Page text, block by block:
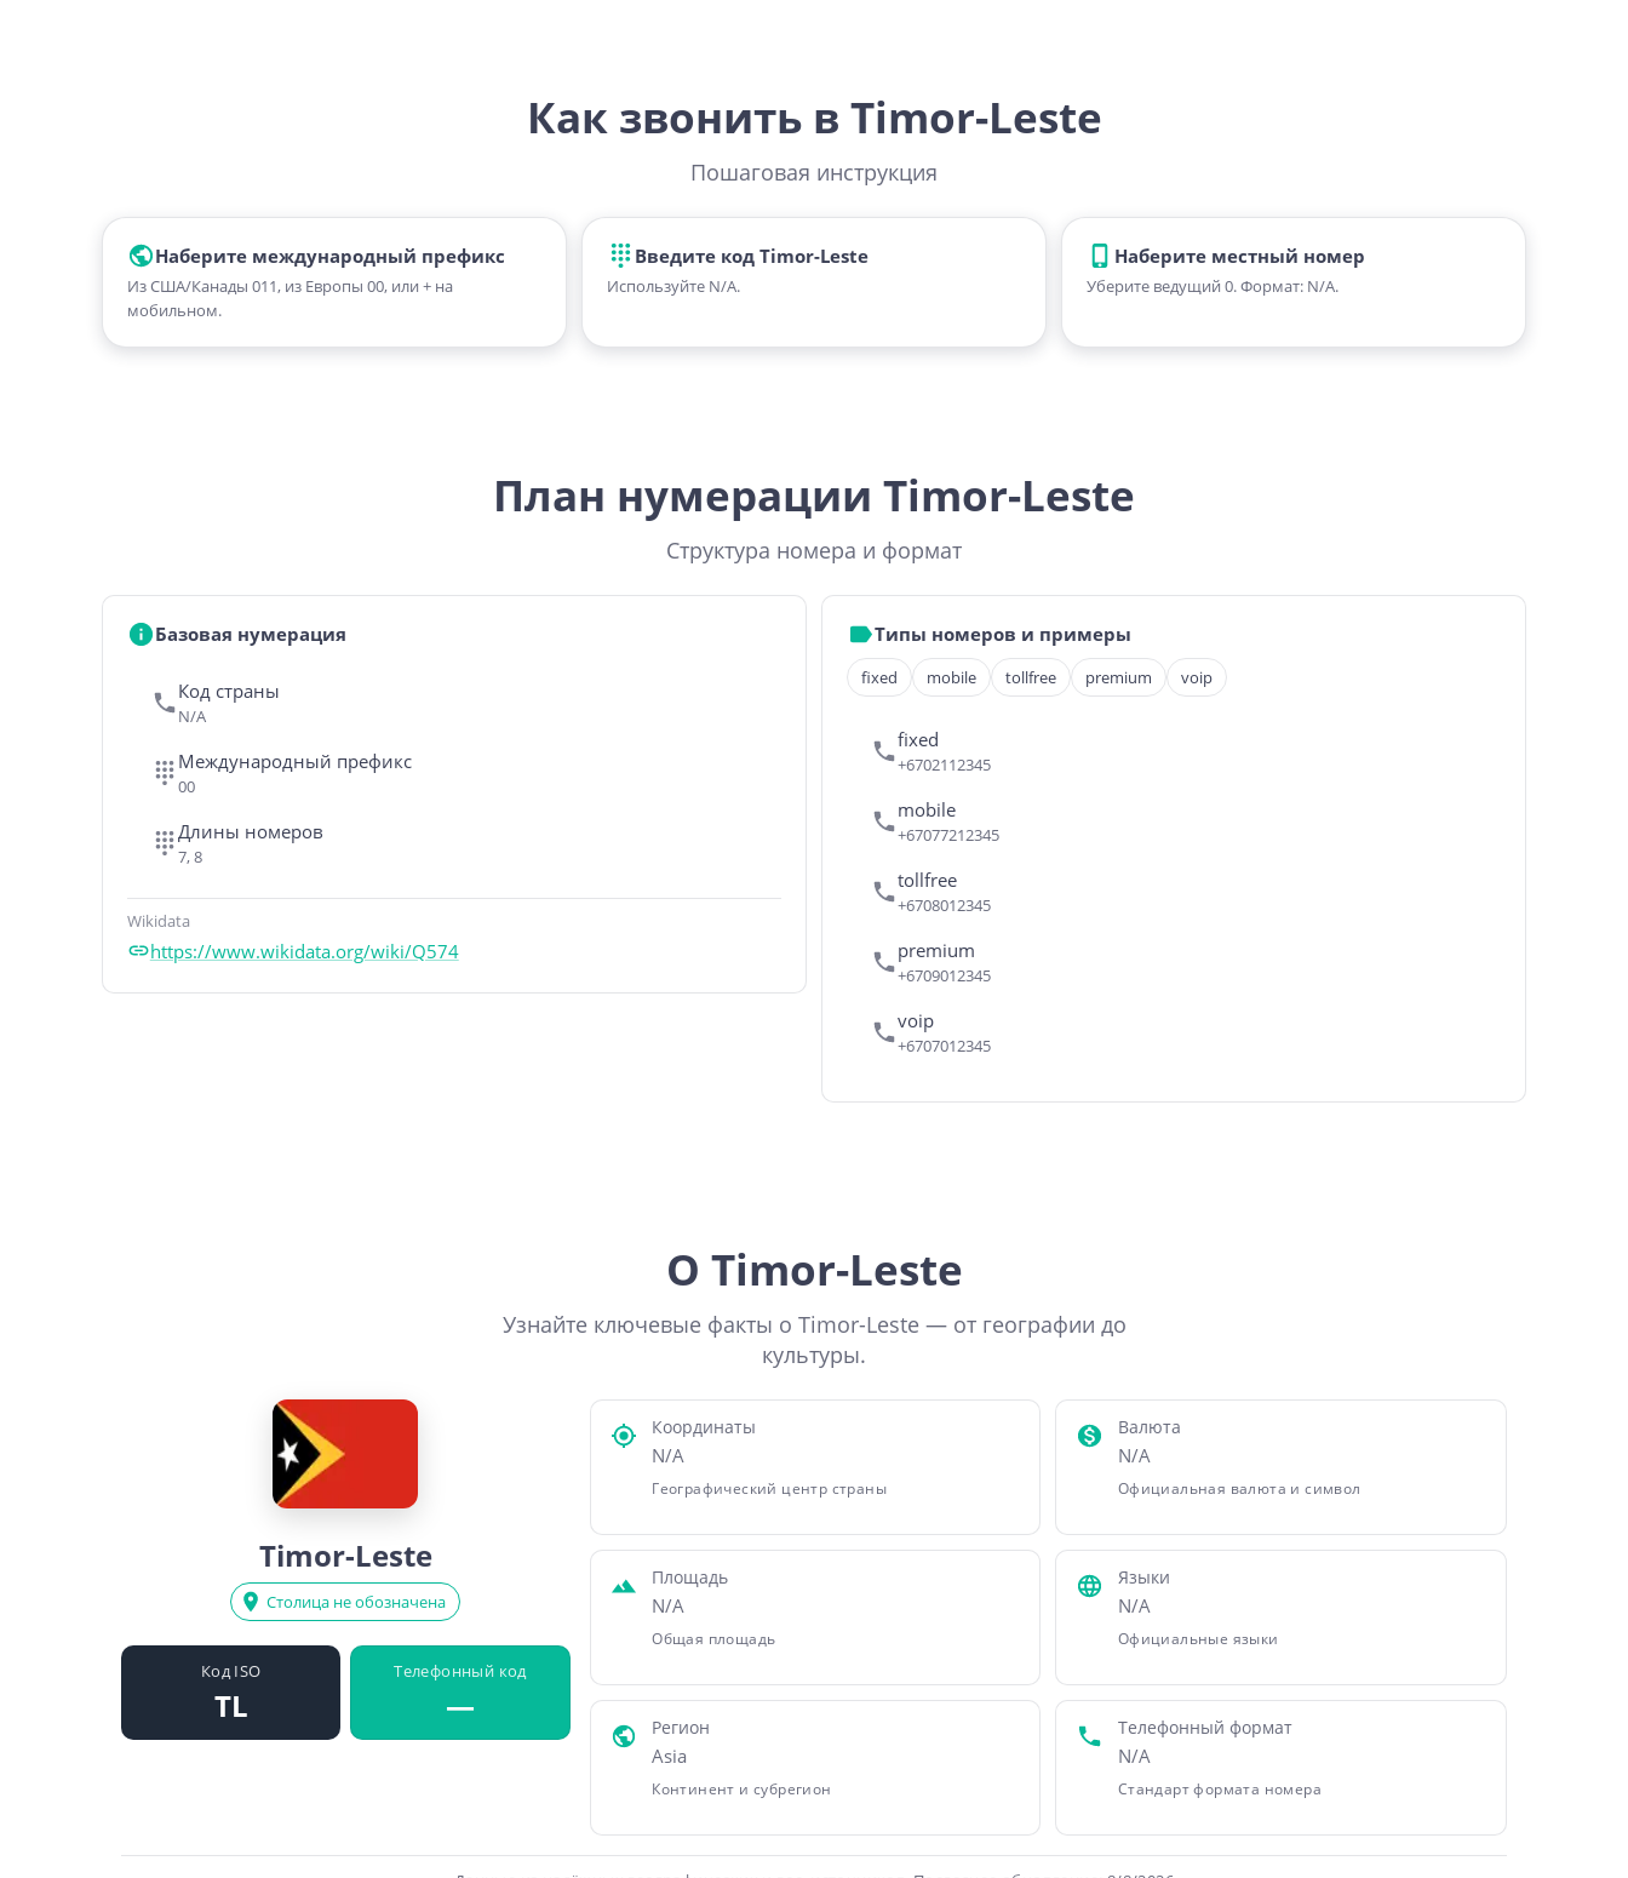
Как звонить в Timor-Leste
Пошаговая инструкция
Наберите международный префикс
Из США/Канады 011, из Европы 00, или + на
мобильном.
Введите код Timor-Leste
Используйте N/A.
Наберите местный номер
Уберите ведущий 0. Формат: N/A.
План нумерации Timor-Leste
Структура номера и формат
Базовая нумерация
Код страны
N/A
Международный префикс
00
Длины номеров
7, 8
Wikidata
https://www.wikidata.org/wiki/Q574
Типы номеров и примеры
fixed mobile tollfree premium voip
fixed
+6702112345
mobile
+67077212345
tollfree
+6708012345
premium
+6709012345
voip
+6707012345
О Timor-Leste
Узнайте ключевые факты о Timor-Leste — от географии до
культуры.
Timor-Leste
Столица не обозначена
Код ISO
TL
Телефонный код
—
Координаты
N/A
Географический центр страны
Валюта
N/A
Официальная валюта и символ
Площадь
N/A
Общая площадь
Языки
N/A
Официальные языки
Регион
Asia
Континент и субрегион
Телефонный формат
N/A
Стандарт формата номера